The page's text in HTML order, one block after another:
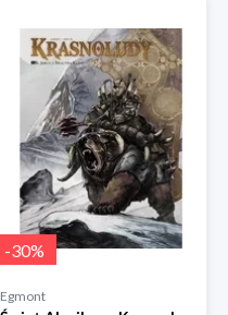
-30%
Egmont